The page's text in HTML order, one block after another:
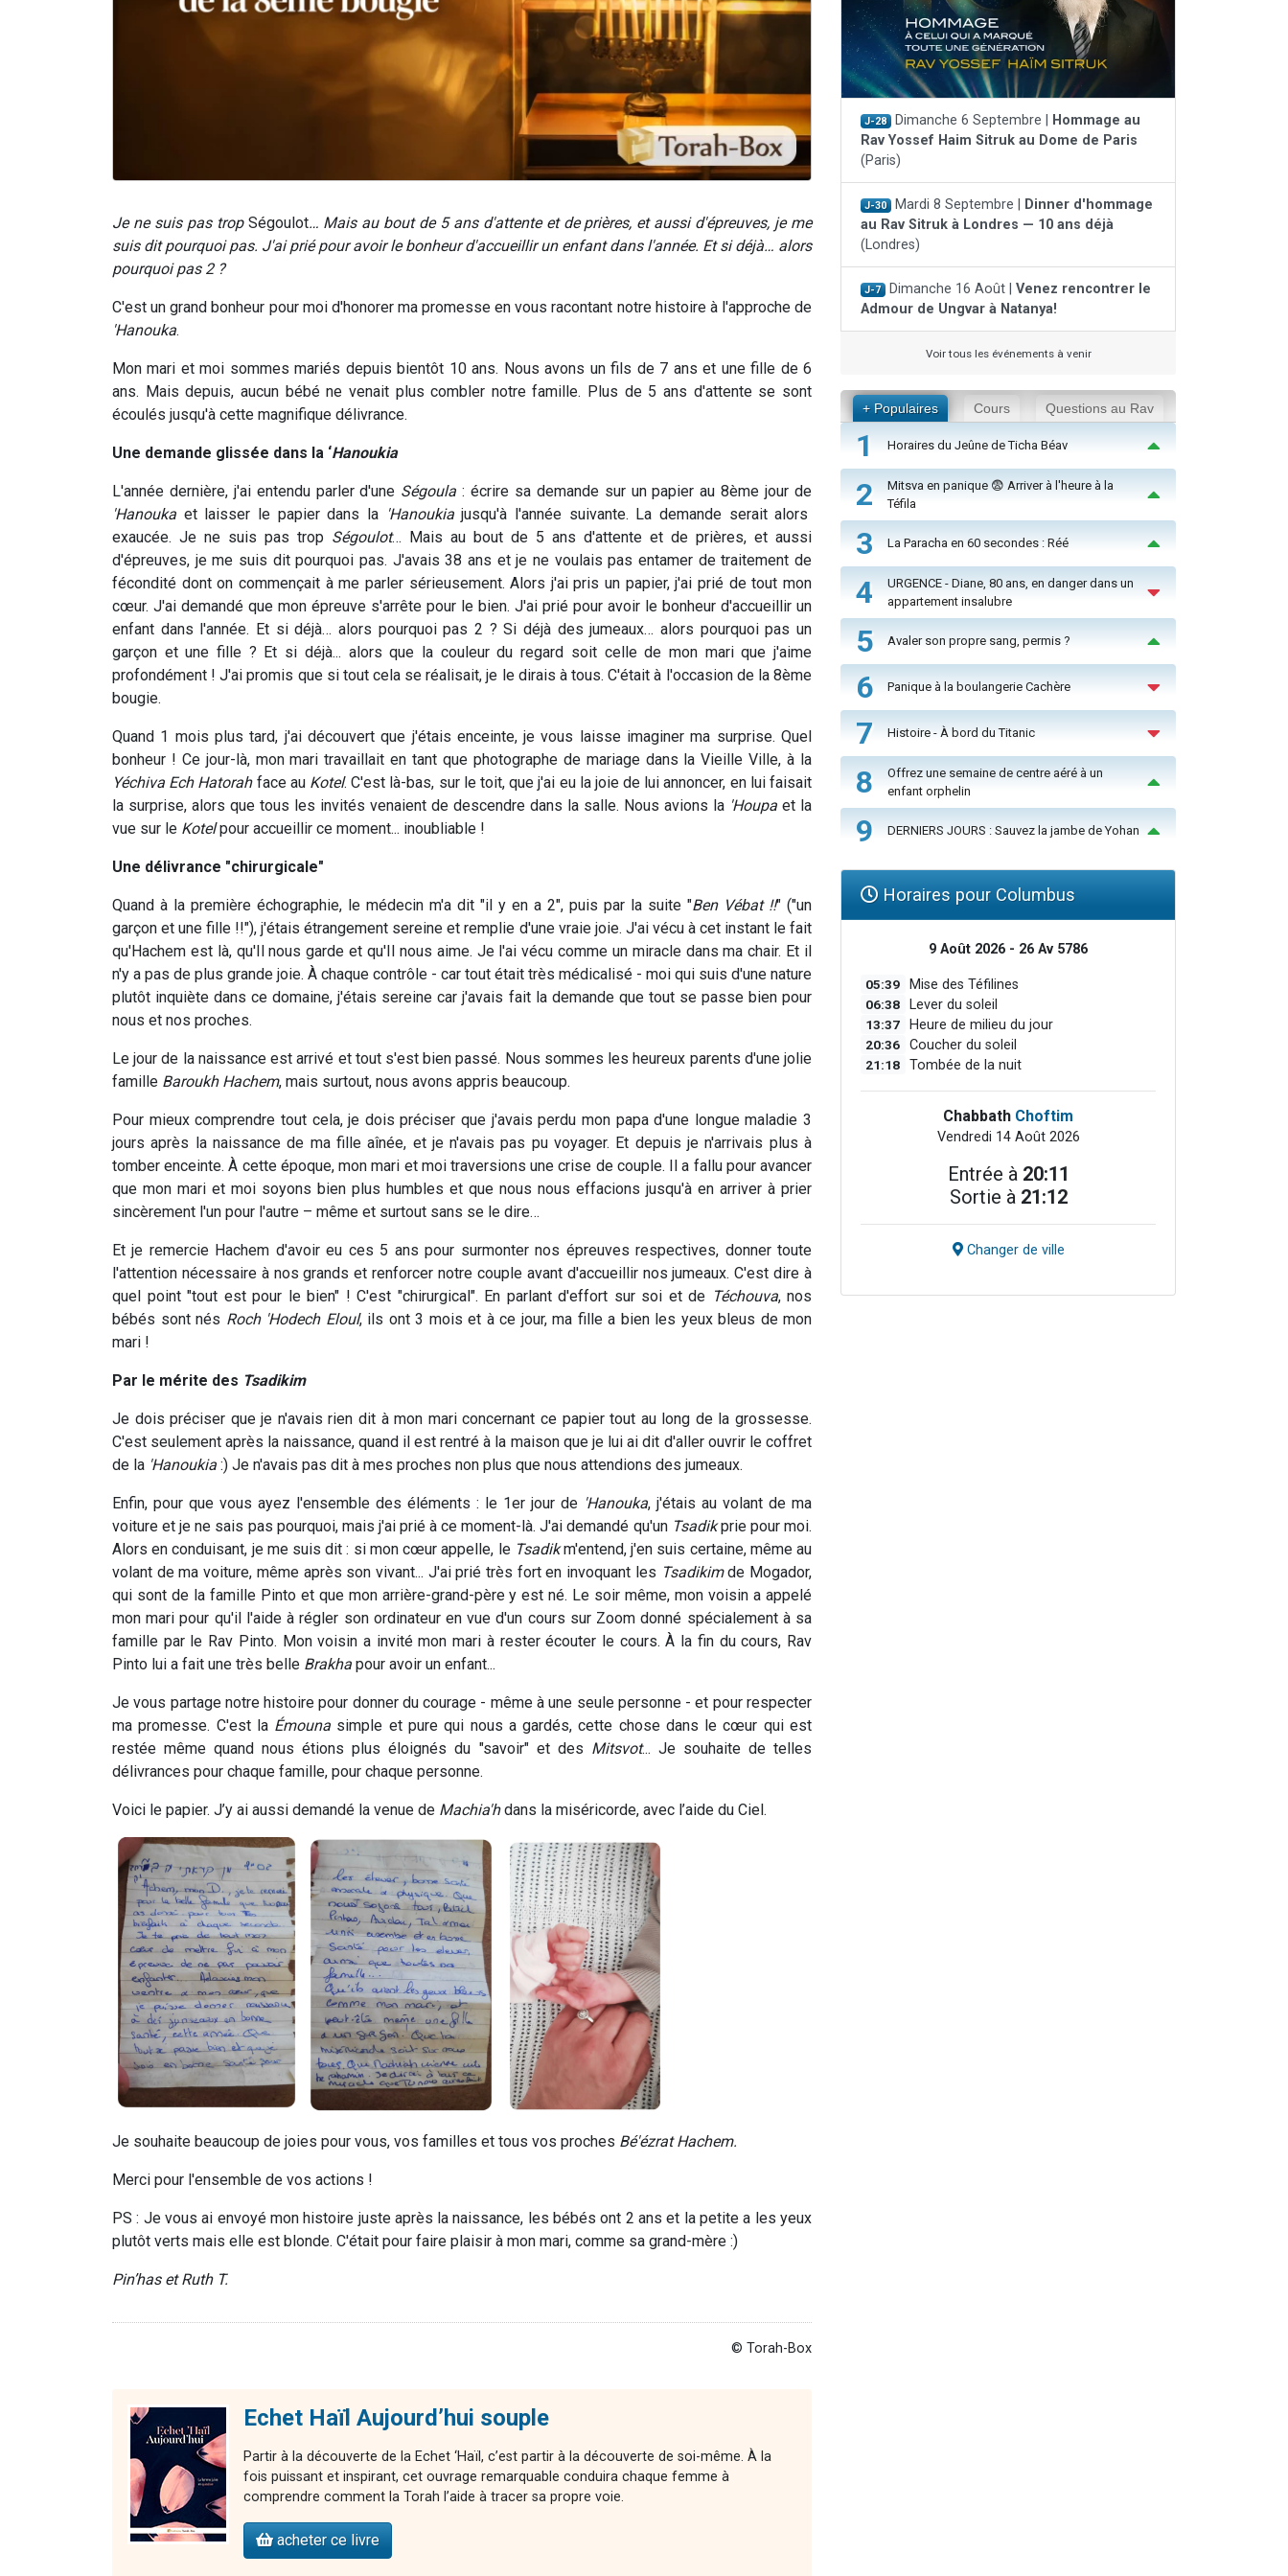
Je ne suis pas trop Ségoulot… Mais au bout de 5 ans d'attente et de prières, et aussi d'épreuves, je me
suis dit pourquoi pas. J'ai prié pour avoir le bonheur d'accueillir un enfant dans l'année. Et si déjà… alors
pourquoi pas 2 ?
C'est un grand bonheur pour moi d'honorer ma promesse en vous racontant notre histoire à l'approche de
'Hanouka.
Mon mari et moi sommes mariés depuis bientôt 10 ans. Nous avons un fils de 7 ans et une fille de 6
ans. Mais depuis, aucun bébé ne venait plus combler notre famille. Plus de 5 ans d'attente se sont
écoulés jusqu'à cette magnifique délivrance.
Une demande glissée dans la ‘Hanoukia
L'année dernière, j'ai entendu parler d'une Ségoula : écrire sa demande sur un papier au 8ème jour de
'Hanouka et laisser le papier dans la 'Hanoukiajusqu'à l'année suivante. La demande serait alors
exaucée. Je ne suis pas trop Ségoulot… Mais au bout de 5 ans d'attente et de prières, et aussi
d'épreuves, je me suis dit pourquoi pas. J'avais 38 ans et je ne voulais pas entamer de traitement de
fécondité dont on commençait à me parler sérieusement. Alors j'ai pris un papier, j'ai prié de tout mon
cœur. J'ai demandé que mon épreuve s'arrête pour le bien. J'ai prié pour avoir le bonheur d'accueillir un
enfant dans l'année. Et si déjà… alors pourquoi pas 2 ? Si déjà des jumeaux… alors pourquoi pas un
garçon et une fille ? Et si déjà... alors que la couleur du regard soit celle de mon mari que j'aime
profondément ! J'ai promis que si tout cela se réalisait, je le dirais à tous. C'était à l'occasion de la 8ème
bougie.
Quand 1 mois plus tard, j'ai découvert que j'étais enceinte, je vous laisse imaginer ma surprise. Quel
bonheur ! Ce jour-là, mon mari travaillait en tant que photographe de mariage dans la Vieille Ville, à la
Yéchiva Ech Hatorahface au Kotel. C'est là-bas, sur le toit, que j'ai eu la joie de lui annoncer, en lui faisait
la surprise, alors que tous les invités venaient de descendre dans la salle. Nous avions la 'Houpa et la
vue sur le Kotelpour accueillir ce moment... inoubliable !
Une délivrance "chirurgicale"
Quand à la première échographie, le médecin m'a dit "il y en a 2", puis par la suite "Ben Vébat !!" ("un
garçon et une fille !!"), j'étais étrangement sereine et remplie d'une vraie joie. J'ai vécu à cet instant le fait
qu'Hachem est là, qu'Il nous garde et qu'Il nous aime. Je l'ai vécu comme un miracle dans ma chair. Et il
n'y a pas de plus grande joie. À chaque contrôle - car tout était très médicalisé - moi qui suis d'une nature
plutôt inquiète dans ce domaine, j'étais sereine car j'avais fait la demande que tout se passe bien pour
nous et nos proches.
Le jour de la naissance est arrivé et tout s'est bien passé. Nous sommes les heureux parents d'une jolie
famille Baroukh Hachem, mais surtout, nous avons appris beaucoup.
Pour mieux comprendre tout cela, je dois préciser que j'avais perdu mon papa d'une longue maladie 3
jours après la naissance de ma fille aînée, et je n'avais pas pu voyager. Et depuis je n'arrivais plus à
tomber enceinte. À cette époque, mon mari et moi traversions une crise de couple. Il a fallu pour avancer
que mon mari et moi soyons bien plus humbles et que nous nous effacions jusqu'à en arriver à prier
sincèrement l'un pour l'autre – même et surtout sans se le dire…
Et je remercie Hachem d'avoir eu ces 5 ans pour surmonter nos épreuves respectives, donner toute
l'attention nécessaire à nos grands et renforcer notre couple avant d'accueillir nos jumeaux. C'est dire à
quel point "tout est pour le bien" ! C'est "chirurgical". En parlant d'effort sur soi et de Téchouva, nos
bébés sont nés Roch 'Hodech Eloul, ils ont 3 mois et à ce jour, ma fille a bien les yeux bleus de mon
mari !
Par le mérite des Tsadikim
Je dois préciser que je n'avais rien dit à mon mari concernant ce papier tout au long de la grossesse.
C'est seulement après la naissance, quand il est rentré à la maison que je lui ai dit d'aller ouvrir le coffret
de la 'Hanoukia :) Je n'avais pas dit à mes proches non plus que nous attendions des jumeaux.
Enfin, pour que vous ayez l'ensemble des éléments : le 1er jour de 'Hanouka, j'étais au volant de ma
voiture et je ne sais pas pourquoi, mais j'ai prié à ce moment-là. J'ai demandé qu'un Tsadikprie pour moi.
Alors en conduisant, je me suis dit : si mon cœur appelle, le Tsadikm'entend, j'en suis certaine, même au
volant de ma voiture, même après son vivant... J'ai prié très fort en invoquant les Tsadikimde Mogador,
qui sont de la famille Pinto et que mon arrière-grand-père y est né. Le soir même, mon voisin a appelé
mon mari pour qu'il l'aide à régler son ordinateur en vue d'un cours sur Zoom donné spécialement à sa
famille par le Rav Pinto. Mon voisin a invité mon mari à rester écouter le cours. À la fin du cours, Rav
Pinto lui a fait une très belle Brakha pour avoir un enfant...
Je vous partage notre histoire pour donner du courage - même à une seule personne - et pour respecter
ma promesse. C'est la Émouna simple et pure qui nous a gardés, cette chose dans le cœur qui est
restée même quand nous étions plus éloignés du "savoir" et des Mitsvot... Je souhaite de telles
délivrances pour chaque famille, pour chaque personne.
Voici le papier. J’y ai aussi demandé la venue de Machia'hdans la miséricorde, avec l’aide du Ciel.
Je souhaite beaucoup de joies pour vous, vos familles et tous vos proches Bé'ézrat Hachem.
Merci pour l'ensemble de vos actions !
PS : Je vous ai envoyé mon histoire juste après la naissance, les bébés ont 2 ans et la petite a les yeux
plutôt verts mais elle est blonde. C'était pour faire plaisir à mon mari, comme sa grand-mère :)
Pin’has et Ruth T.
© Torah-Box
Echet Haïl Aujourd’hui souple
Partir à la découverte de la Echet ‘Haïl, c’est partir à la découverte de soi-même. À la
fois puissant et inspirant, cet ouvrage remarquable conduira chaque femme à
comprendre comment la Torah l’aide à tracer sa propre voie.
acheter ce livre
J-28 Dimanche 6 Septembre |
Hommage au
Rav Yossef Haim Sitruk au Dome de Paris
(Paris)
J-30 Mardi 8 Septembre |
Dinner d'hommage
au Rav Sitruk à Londres — 10 ans déjà
(Londres)
J-7 Dimanche 16 Août | Venez rencontrer le
Admour de Ungvar à Natanya!
Voir tous les événements à venir
+ Populaires Cours Questions au Rav
1 Horaires du Jeûne de Ticha Béav
2
Mitsva en panique 😨 Arriver à l'heure à la
Téfila
3 La Paracha en 60 secondes : Réé
4
URGENCE - Diane, 80 ans, en danger dans un
appartement insalubre
5 Avaler son propre sang, permis ?
6 Panique à la boulangerie Cachère
7 Histoire - À bord du Titanic
8
Offrez une semaine de centre aéré à un
enfant orphelin
9 DERNIERS JOURS : Sauvez la jambe de Yohan
Horaires pour Columbus
9 Août 2026 - 26 Av 5786
05:39 Mise des Téfilines
06:38 Lever du soleil
13:37 Heure de milieu du jour
20:36 Coucher du soleil
21:18 Tombée de la nuit
Chabbath Choftim
Vendredi 14 Août 2026
Entrée à 20:11
Sortie à 21:12
Changer de ville